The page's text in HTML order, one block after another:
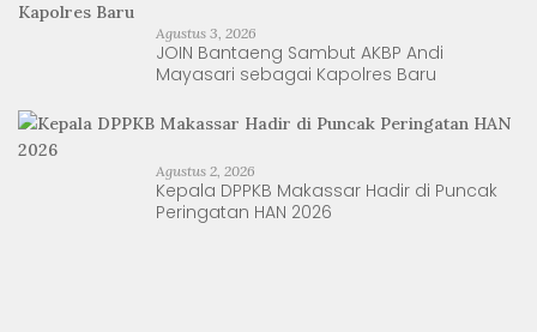
Agustus 3, 2026
JOIN Bantaeng Sambut AKBP Andi
Mayasari sebagai Kapolres Baru
Agustus 2, 2026
Kepala DPPKB Makassar Hadir di Puncak
Peringatan HAN 2026